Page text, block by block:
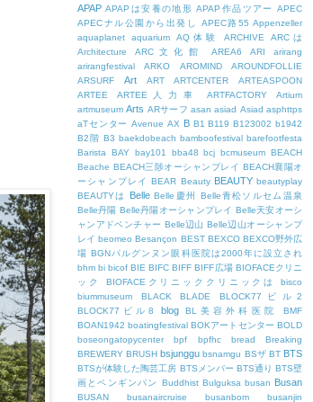
APAP APAPは安養の地形 APAP作品ツアー
APEC
APECナル公園から出発し
APEC路55 Appenzeller
aquaplanet
aquarium AQ体験 ARCHIVE
ARCは
Architecture
ARC文化館 AREA6 ARI
arirang
arirangfestival
ARKO AROMIND
AROUNDFOLLIE
ARSURF
Art ART ARTCENTER
ARTEASPOON
ARTEE
ARTEE人力車 ARTFACTORY
Artium
artmuseum Arts ARサーフ asan asiad Asiad asphttps
aTセンター Avenue AX B B1 B119 B123002 b1942
B2階 B3 baekdobeach bamboofestival barefootfesta
Barista
BAY bay101 bba48 bcj bcmuseum BEACH
Beache BEACH三陟オーシャンプレイ BEACH襄陽オ
ーシャンプレイ
BEAR Beauty BEAUTY beautyplay
BEAUTYは
Belle Belle慶州
Belle青松ソルセム温泉
Belle丹陽 Belle丹陽オーシャンプレイ Belle天安オーシ
ャンアドベンチャー Belle辺山 Belle辺山オーシャンプ
レイ beomeo Besançon BEST BEXCO BEXCO野外広
場 BGNパルグンヌン眼科医院は2000年に設立され
bhm bi bicof BIE BIFC BIFF BIFF広場 BIOFACEクリニ
ック
BIOFACEクリニッククリニックは
bisco
biummuseum
BLACK BLADE
BLOCK77ビル2
BLOCK77ビル8
blog BL美容外科医院
BMF
BOAN1942 boatingfestival BOKアートセンター BOLD
boseongatopycenter
bpf bpfhc bread
Breaking
BREWERY BRUSH bsjunggu bsnamgu BSザ BT BTS
BTSが体験した陶芸工房 BTSメンバー BTS通り BTS壁
画とペンギンパン
Buddhist Bulguksa busan Busan
BUSAN busanaircruise busanbom
busanjin